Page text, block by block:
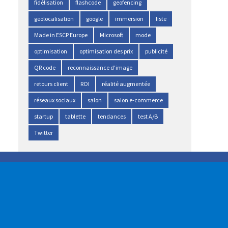
fidélisation flashcode geofencing
geolocalisation google immersion liste
Made in ESCP Europe Microsoft mode
optimisation optimisation des prix publicité
QR code reconnaissance d'image
retours client ROI réalité augmentée
réseaux sociaux salon salon e-commerce
startup tablette tendances test A/B
Twitter